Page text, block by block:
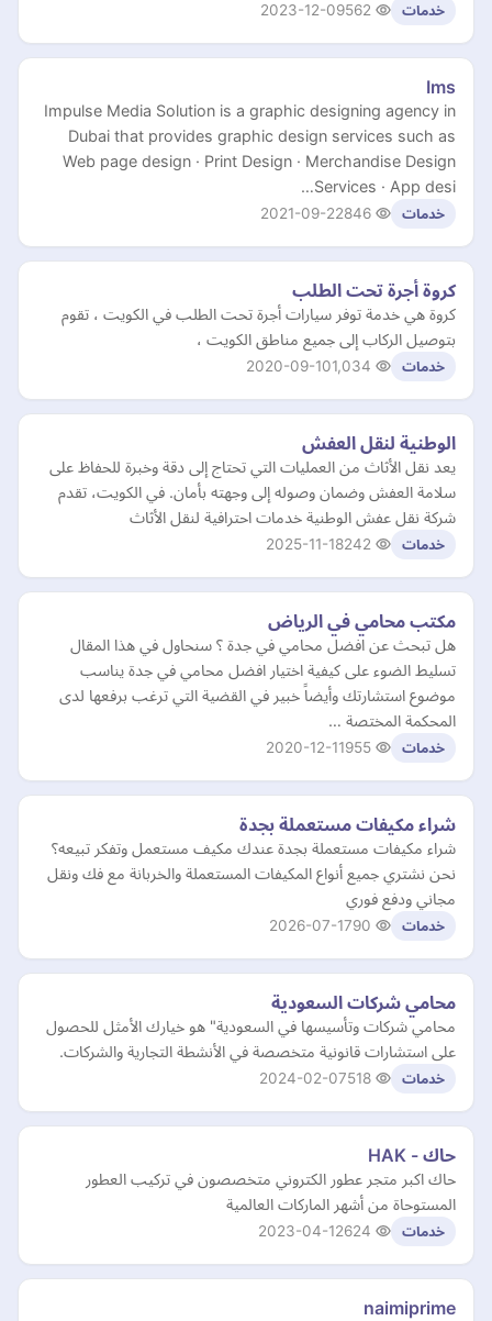
خدمات 2023-12-09
Ims
Impulse Media Solution is a graphic designing agency in
Dubai that provides graphic design services such as
Web page design · Print Design · Merchandise Design
Services · App desi…
خدمات 2021-09-22
كروة أجرة تحت الطلب
كروة هي خدمة توفر سيارات أجرة تحت الطلب في الكويت ، تقوم
بتوصيل الركاب إلى جميع مناطق الكويت ،
خدمات 2020-09-10
الوطنية لنقل العفش
يعد نقل الأثاث من العمليات التي تحتاج إلى دقة وخبرة للحفاظ على
سلامة العفش وضمان وصوله إلى وجهته بأمان. في الكويت، تقدم
شركة نقل عفش الوطنية خدمات احترافية لنقل الأثاث
خدمات 2025-11-18
مكتب محامي في الرياض
هل تبحث عن افضل محامي في جدة ؟ سنحاول في هذا المقال
تسليط الضوء على كيفية اختيار افضل محامي في جدة يناسب
موضوع استشارتك وأيضاً خبير في القضية التي ترغب برفعها لدى
المحكمة المختصة …
خدمات 2020-12-11
شراء مكيفات مستعملة بجدة
شراء مكيفات مستعملة بجدة عندك مكيف مستعمل وتفكر تبيعه؟
نحن نشتري جميع أنواع المكيفات المستعملة والخربانة مع فك ونقل
مجاني ودفع فوري
خدمات 2026-07-17
محامي شركات السعودية
محامي شركات وتأسيسها في السعودية" هو خيارك الأمثل للحصول
على استشارات قانونية متخصصة في الأنشطة التجارية والشركات.
خدمات 2024-02-07
حاك - HAK
حاك اكبر متجر عطور الكتروني متخصصون في تركيب العطور
المستوحاة من أشهر الماركات العالمية
خدمات 2023-04-12
naimiprime